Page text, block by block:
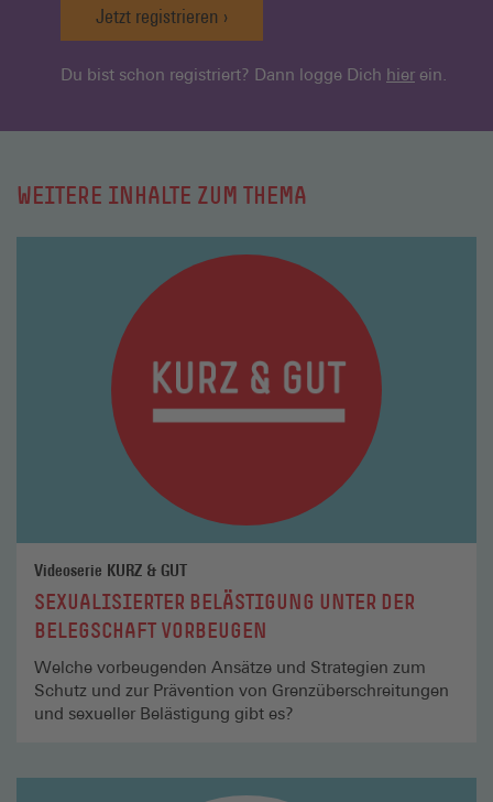
Jetzt registrieren
Du bist schon registriert? Dann logge Dich hier ein.
WEITERE INHALTE ZUM THEMA
Videoserie KURZ & GUT
SEXUALISIERTER BELÄSTIGUNG UNTER DER
BELEGSCHAFT VORBEUGEN
Welche vorbeugenden Ansätze und Strategien zum
Schutz und zur Prävention von Grenzüberschreitungen
und sexueller Belästigung gibt es?